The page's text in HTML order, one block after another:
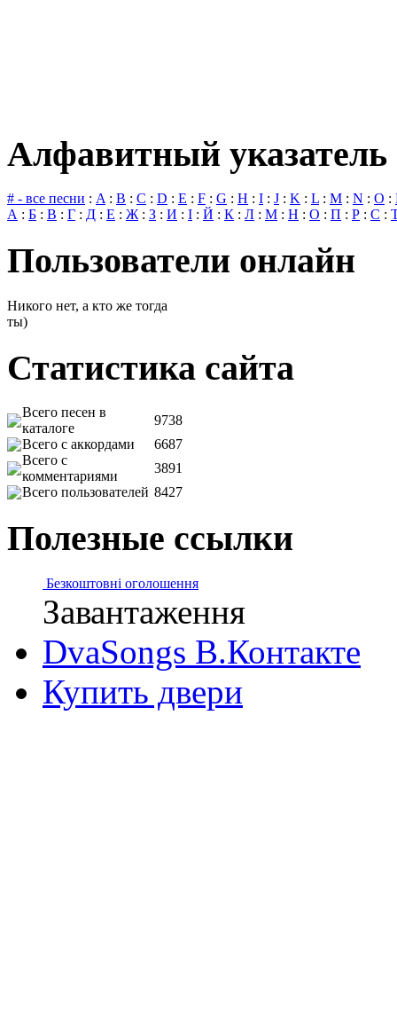
Алфавитный указатель
# - все песни : A: B : C : D : E : F : G : H : I : J : K : L : M : N : O :
А : Б : В : Г : Д : Е : Ж: З : И : І : Й : К : Л : М : Н : О : П : Р : С :
Пользователи онлайн
Никого нет, а кто же тогда
ты)
Статистика сайта
Всего песен в
каталоге
9738
Всего с аккордами
6687
Всего с
комментариями
3891
Всего пользователей 8427
Полезные ссылки
Безкоштовні оголошення
Завантаження
DvaSongs В.Контакте
Купить двери